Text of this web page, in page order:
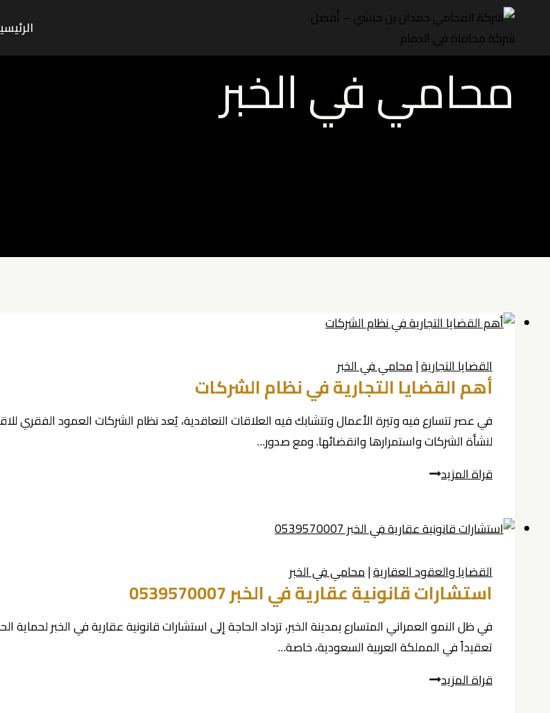
المحتوىمحامي في الخبر
القضايا التجارية|محامي في الخبر
أهم القضايا التجارية في نظام الشركات
في عصر تتسارع فيه وتيرة الأعمال وتتشابك فيه العلاقات التعاقدية، يُعد نظام الشركات العمود الفقري
لنشأة الشركات واستمرارها وانقضائها. ومع صدور…
قراة المزيدأهم
في
الشركات
القضايا والعقود العقارية|محامي في الخبر
استشارات قانونية عقارية في الخبر 0539570007
في ظل النمو العمراني المتسارع بمدينة الخبر، تزداد الحاجة إلى استشارات قانونية عقارية في الخبر لحماية
تعقيداً في المملكة العربية السعودية، خاصة…
قراة المزيداستشارات